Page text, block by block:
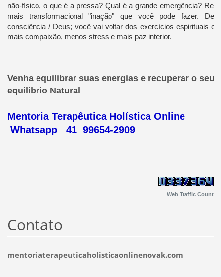
não-físico, o que é a pressa? Qual é a grande emergência?
mais transformacional "inação" que você pode fazer.
consciência / Deus; você vai voltar dos exercícios espirituais
mais compaixão, menos stress e mais paz interior.
Venha equilibrar suas energias e recuperar o seu
equilibrio Natural
Mentoria Terapêutica Holística Online
Whatsapp 41 99654-2909
Web Traffic Count
Contato
mentoriaterapeuticaholisticaonlinenovak.com